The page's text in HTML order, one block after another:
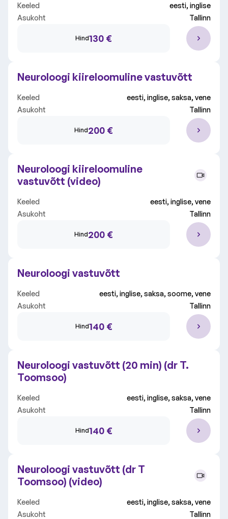
Keeled
eesti, inglise
Asukoht
Tallinn
Hind130 €
Neuroloogi kiireloomuline vastuvõtt
Keeled
eesti, inglise, saksa, vene
Asukoht
Tallinn
Hind200 €
Neuroloogi kiireloomuline
vastuvõtt (video)
Keeled
eesti, inglise, vene
Asukoht
Tallinn
Hind200 €
Neuroloogi vastuvõtt
Keeled
eesti, inglise, saksa, soome, vene
Asukoht
Tallinn
Hind140 €
Neuroloogi vastuvõtt (20 min) (dr T.
Toomsoo)
Keeled
eesti, inglise, saksa, vene
Asukoht
Tallinn
Hind140 €
Neuroloogi vastuvõtt (dr T
Toomsoo) (video)
Keeled
eesti, inglise, saksa, vene
Asukoht
Tallinn